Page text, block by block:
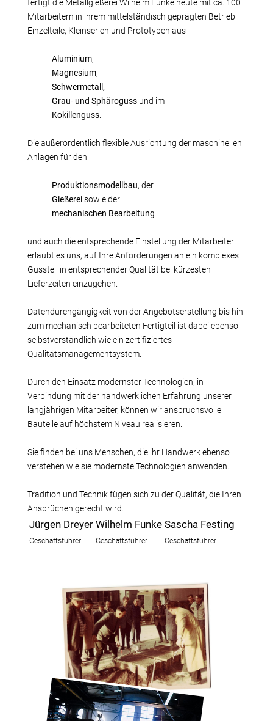
Reverse Engineering
Qualitätsmanagement
Firma
Eigene Produkte
Laserschweißen
Referenzteile
Wir bilden aus
Videos
Kontakt
Download
fertigt die Metallgießerei Wilhelm Funke heute mit ca. 100
Mitarbeitern in ihrem mittelständisch geprägten Betrieb
Einzelteile, Kleinserien und Prototypen aus
Aluminium,
Magnesium,
Schwermetall,
Grau- und Sphäroguss und im
Kokillenguss.
Die außerordentlich flexible Ausrichtung der maschinellen
Anlagen für den
Produktionsmodellbau, der
Gießereisowie der
mechanischen Bearbeitung
und auch die entsprechende Einstellung der Mitarbeiter
erlaubt es uns, auf Ihre Anforderungen an ein komplexes
Gussteil in entsprechender Qualität bei kürzesten
Lieferzeiten einzugehen.
Datendurchgängigkeit von der Angebotserstellung bis hin
zum mechanisch bearbeiteten Fertigteil ist dabei ebenso
selbstverständlich wie ein zertifiziertes
Qualitätsmanagementsystem.
Durch den Einsatz modernster Technologien, in
Verbindung mit der handwerklichen Erfahrung unserer
langjährigen Mitarbeiter, können wir anspruchsvolle
Bauteile auf höchstem Niveau realisieren.
Sie finden bei uns Menschen, die ihr Handwerk ebenso
verstehen wie sie modernste Technologien anwenden.
Tradition und Technik fügen sich zu der Qualität, die Ihren
Ansprüchen gerecht wird.
Jürgen Dreyer Wilhelm Funke Sascha Festing
Geschäftsführer Geschäftsführer Geschäftsführer